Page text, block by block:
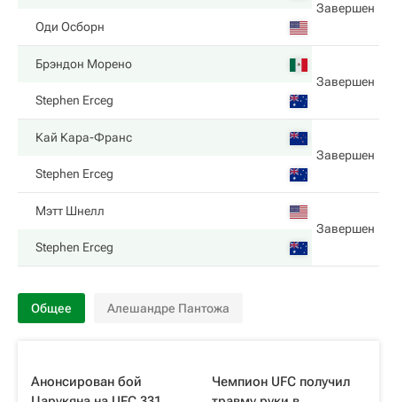
Завершен
Оди Осборн
Брэндон Морено
Завершен
Stephen Erceg
Кай Кара-Франс
Завершен
Stephen Erceg
Мэтт Шнелл
Завершен
Stephen Erceg
Общее Алешандре Пантожа
Анонсирован бой
Чемпион UFC получил